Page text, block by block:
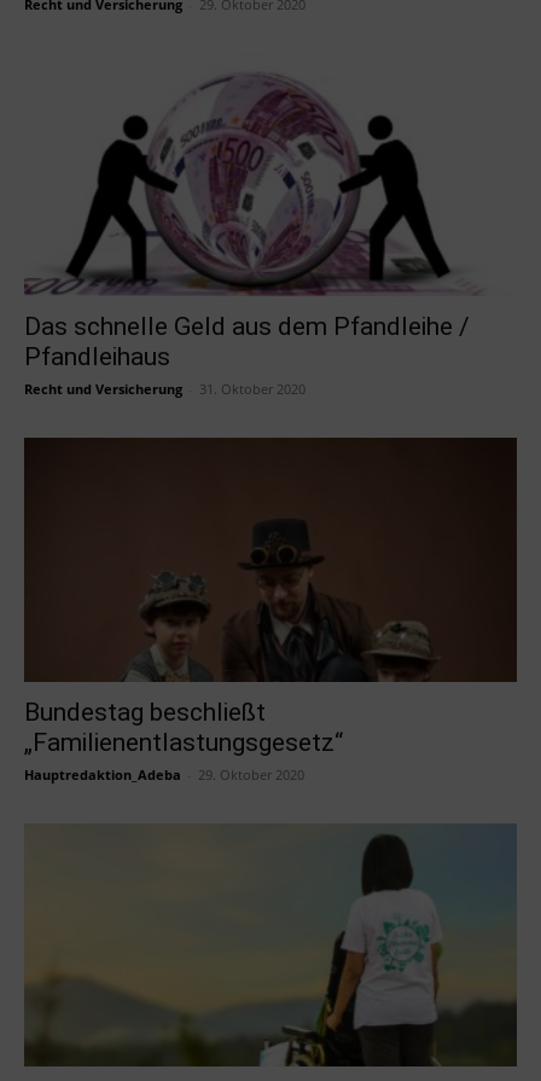
Recht und Versicherung 29. Oktober 2020
Das schnelle Geld aus dem Pfandleihe /
Pfandleihaus
Recht und Versicherung 31. Oktober 2020
Bundestag beschließt
„Familienentlastungsgesetz“
Hauptredaktion_Adeba 29. Oktober 2020